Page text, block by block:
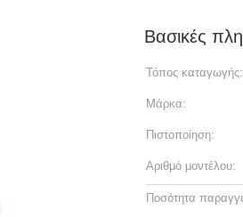
Βασικές
Τόπος καταγωγής:
Μάρκα:
Πιστοποίηση:
Αριθμό μοντέλου:
Ποσότητα